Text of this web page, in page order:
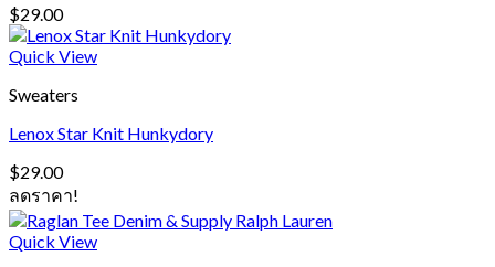
$29.00
Quick View
Sweaters
Lenox Star Knit Hunkydory
$29.00
ลดราคา!
Quick View